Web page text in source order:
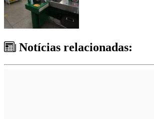
Notícias relacionadas: